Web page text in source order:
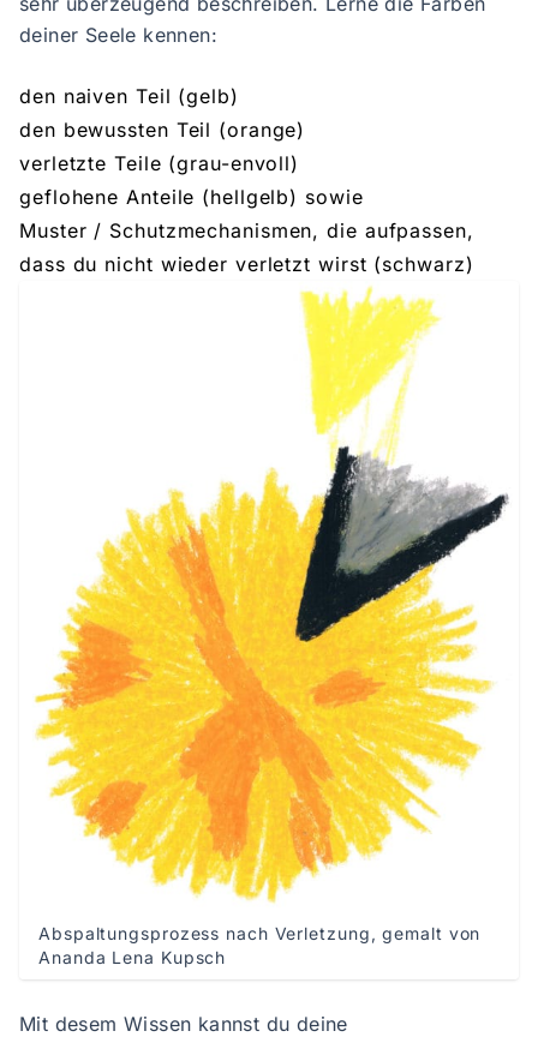
deiner Seele kennen:
den naiven Teil (gelb)
den bewussten Teil (orange)
verletzte Teile (grau-envoll)
geflohene Anteile (hellgelb) sowie
Muster / Schutzmechanismen, die aufpassen,
dass du nicht wieder verletzt wirst (schwarz)
Abspaltungsprozess nach Verletzung, gemalt von
Ananda Lena Kupsch
Mit desem Wissen kannst du deine